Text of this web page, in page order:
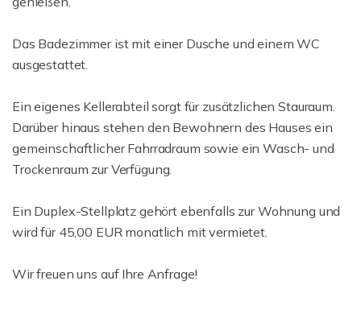
Das Badezimmer ist mit einer Dusche und einem WC
ausgestattet.
Ein eigenes Kellerabteil sorgt für zusätzlichen Stauraum.
Darüber hinaus stehen den Bewohnern des Hauses ein
gemeinschaftlicher Fahrradraum sowie ein Wasch- und
Trockenraum zur Verfügung.
Ein Duplex-Stellplatz gehört ebenfalls zur Wohnung und
wird für 45,00 EUR monatlich mit vermietet.
Wir freuen uns auf Ihre Anfrage!